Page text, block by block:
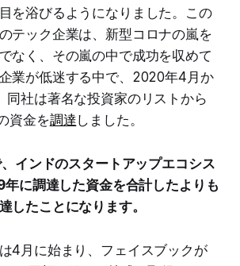
を浴びるようになりました。この
テック企業は、新型コロナの嵐を
なく、その嵐の中で成功を収めて
業が低迷する中で、2020年4月か
同社は著名な投資家のリストから
資金を調達しました。
インドのスタートアップエコシス
に調達した資金を合計したよりも
したことになります。
4月に始まり、フェイスブックが